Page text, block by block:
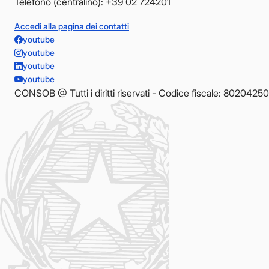
Accedi alla pagina dei contatti
youtube
youtube
youtube
youtube
CONSOB @ Tutti i diritti riservati - Codice fiscale: